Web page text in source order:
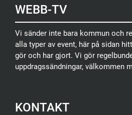
WEBB-TV
Vi sänder inte bara kommun och
alla typer av event, här på sidan
gör och har gjort. Vi gör
uppdragssändningar, välkommen
KONTAKT